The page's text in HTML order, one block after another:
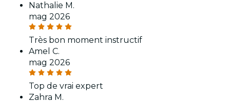
Nathalie M.
mag 2026
Très bon moment instructif
Amel C.
mag 2026
Top de vrai expert
Zahra M.